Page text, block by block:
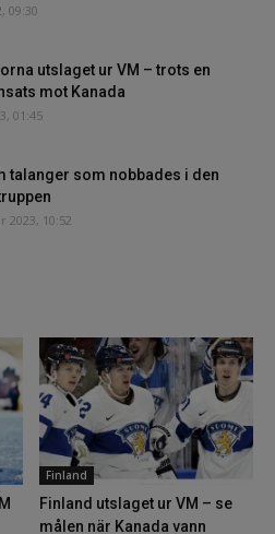
09:30
utslaget ur VM – trots en
mot Kanada
01:45
talanger som nobbades i den
2023, 10:52
Finland
Finland utslaget ur VM – se
målen när Kanada vann